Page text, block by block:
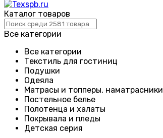
Каталог товаров
Все категории
Все категории
Текстиль для гостиниц
Подушки
Одеяла
Матрасы и топперы, наматрасники
Постельное белье
Полотенца и халаты
Покрывала и пледы
Детская серия